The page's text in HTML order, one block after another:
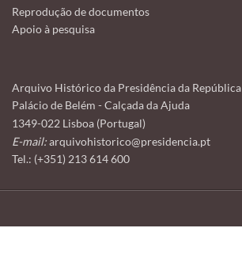
Reprodução de documentos
Apoio à pesquisa
Arquivo Histórico da Presidência da República
Palácio de Belém - Calçada da Ajuda
1349-022 Lisboa (Portugal)
E-mail:arquivohistorico@presidencia.pt
Tel.: (+351) 213 614 600